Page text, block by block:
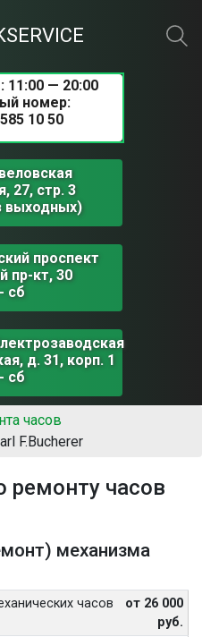
— 20:00
номер:
10 50
27, стр. 3
выходных)
проспект
пр-кт, 30
сб
д. 31, корп. 1
сб
часов
F.Bucherer
ремонту часов
механизма
часов
от 26 000
руб.